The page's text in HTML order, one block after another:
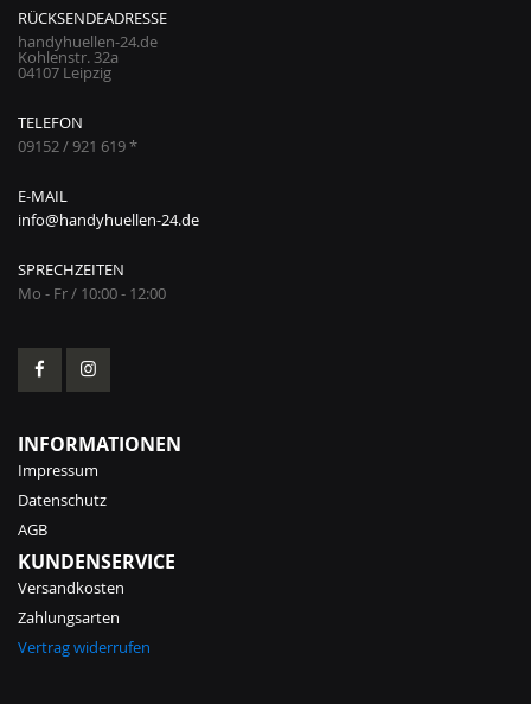
RÜCKSENDEADRESSE
handyhuellen-24.de
Kohlenstr. 32a
04107 Leipzig
TELEFON
09152 / 921 619 *
E-MAIL
info@handyhuellen-24.de
SPRECHZEITEN
Mo - Fr / 10:00 - 12:00
INFORMATIONEN
Impressum
Datenschutz
AGB
KUNDENSERVICE
Versandkosten
Zahlungsarten
Vertrag widerrufen